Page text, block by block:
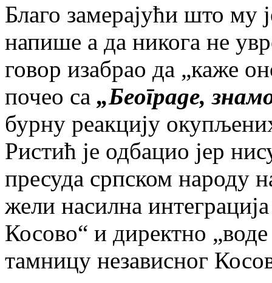
Благо замерајући што му
напише а да никога не
говор изабрао да „каже
почео са „Београде,
бурну реакцију
Ристић је одбацио јер
пресуда српском народу
жели насилна
Косово“ и директно
тамницу независног